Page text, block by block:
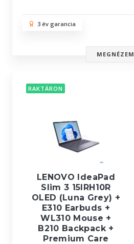
3 év garancia
MEGNÉZEM
RAKTÁRON
LENOVO IdeaPad
Slim 3 15IRH10R
OLED (Luna Grey) +
E310 Earbuds +
WL310 Mouse +
B210 Backpack +
Premium Care